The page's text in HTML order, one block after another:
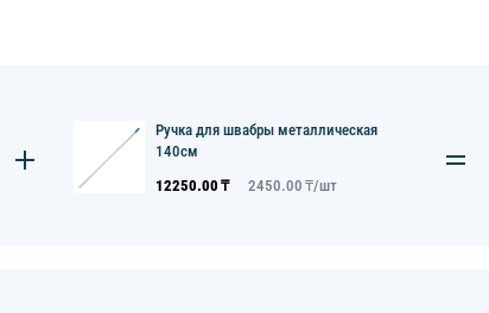
Ручка для швабры металлическая
140см
12250.00 ₸ 2450.00 ₸/шт